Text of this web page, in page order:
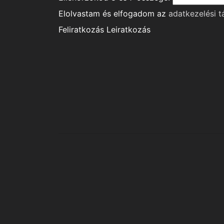
Elolvastam és elfogadom az adatkezelési
Feliratkozás Leiratkozás